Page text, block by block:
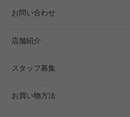
お問い合わせ
店舗紹介
スタッフ募集
お買い物方法